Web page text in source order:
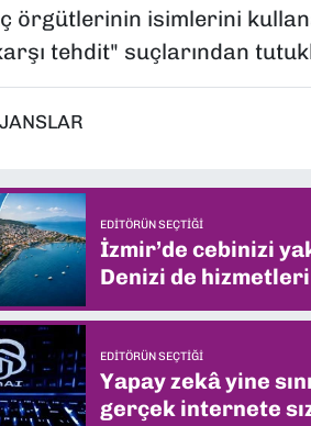
örgütlerinin isimlerini
tehdit" suçlarından
EDITÖRÜN SEÇTIĞI
İzmir’de cebinizi
Denizi de
EDITÖRÜN SEÇTIĞI
Yapay zekâ yine
gerçek internete